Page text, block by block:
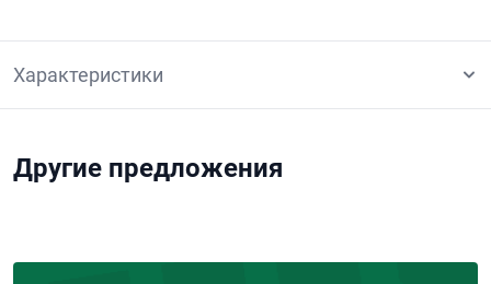
Характеристики
Другие предложения